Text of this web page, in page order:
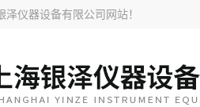
泽仪器设备有限公司网站！